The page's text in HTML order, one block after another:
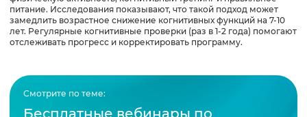
питание. Исследования показывают, что такой подход может
замедлить возрастное снижение когнитивных функций на 7-10
лет. Регулярные когнитивные проверки (раз в 1-2 года) помогают
отслеживать прогресс и корректировать программу.
Смотрите по теме:
Бесплатные вебинары по